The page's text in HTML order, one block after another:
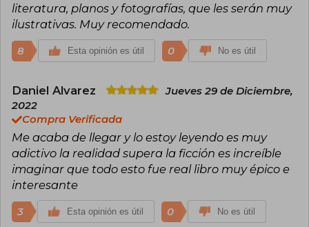
literatura, planos y fotografías, que les serán muy
ilustrativas. Muy recomendado.
8 Esta opinión es útil 0 No es útil
Daniel Alvarez
Jueves 29 de Diciembre,
2022
Compra Verificada
Me acaba de llegar y lo estoy leyendo es muy
adictivo la realidad supera la ficción es increíble
imaginar que todo esto fue real libro muy épico e
interesante
3 Esta opinión es útil 0 No es útil